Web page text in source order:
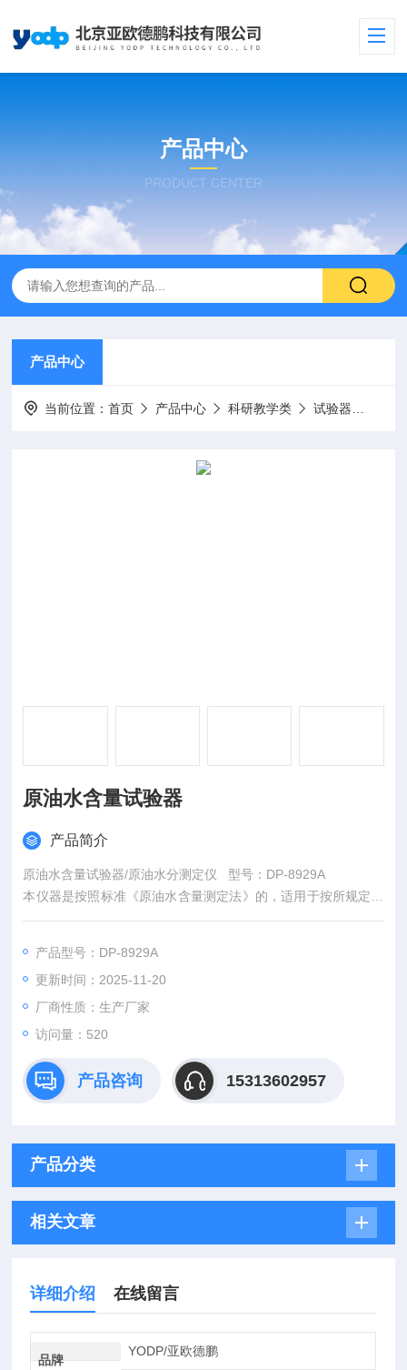
产品中心
PRODUCT CENTER
产品中心
当前位置：首页 产品中心 科研教学类 试验器
原油水含量试验器
产品简介
原油水含量试验器/原油水分测定仪 型号：DP-8929A
本仪器是按照标准《原油水含量测定法》的，适用于按所规定的
方法（蒸馏法）测定原油中的水含量。
产品型号：DP-8929A
更新时间：2025-11-20
厂商性质：生产厂家
访问量：520
产品咨询 15313602957
产品分类
相关文章
详细介绍 在线留言
品牌
YODP/亚欧德鹏